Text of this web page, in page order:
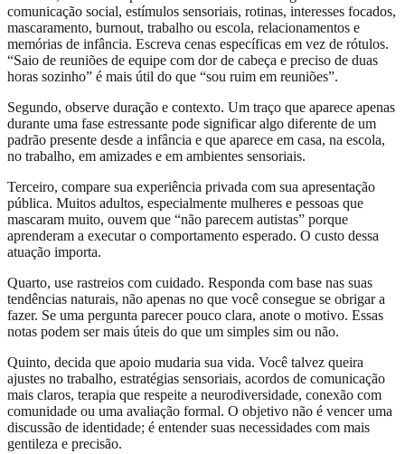
comunicação social, estímulos sensoriais, rotinas, interesses focados,
mascaramento, burnout, trabalho ou escola, relacionamentos e
memórias de infância. Escreva cenas específicas em vez de rótulos.
“Saio de reuniões de equipe com dor de cabeça e preciso de duas
horas sozinho” é mais útil do que “sou ruim em reuniões”.
Segundo, observe duração e contexto. Um traço que aparece apenas
durante uma fase estressante pode significar algo diferente de um
padrão presente desde a infância e que aparece em casa, na escola,
no trabalho, em amizades e em ambientes sensoriais.
Terceiro, compare sua experiência privada com sua apresentação
pública. Muitos adultos, especialmente mulheres e pessoas que
mascaram muito, ouvem que “não parecem autistas” porque
aprenderam a executar o comportamento esperado. O custo dessa
atuação importa.
Quarto, use rastreios com cuidado. Responda com base nas suas
tendências naturais, não apenas no que você consegue se obrigar a
fazer. Se uma pergunta parecer pouco clara, anote o motivo. Essas
notas podem ser mais úteis do que um simples sim ou não.
Quinto, decida que apoio mudaria sua vida. Você talvez queira
ajustes no trabalho, estratégias sensoriais, acordos de comunicação
mais claros, terapia que respeite a neurodiversidade, conexão com
comunidade ou uma avaliação formal. O objetivo não é vencer uma
discussão de identidade; é entender suas necessidades com mais
gentileza e precisão.